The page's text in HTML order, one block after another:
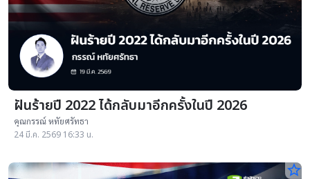
ฝันร้ายปี 2022 ได้กลับมาอีกครั้งในปี 2026
คุณกรรณ์ หทัยศรัทธา
24 มี.ค. 2569 16:33 น.
star_border